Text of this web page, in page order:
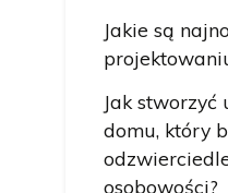
Jakie są
Jak
domu, który
osobowości?